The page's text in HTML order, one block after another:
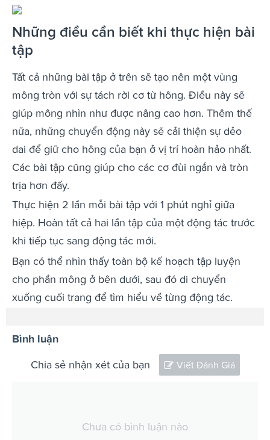
Những điều cần biết khi thực hiện bài
tập
Tất cả những bài tập ở trên sẽ tạo nên một vùng
mông tròn với sự tách rời cơ từ hông. Điều này sẽ
giúp mông nhìn như được nâng cao hơn. Thêm thế
nữa, những chuyển động này sẽ cải thiện sự dẻo
dai để giữ cho hông của bạn ở vị trí hoàn hảo nhất.
Các bài tập cũng giúp cho các cơ đùi ngắn và tròn
trịa hơn đấy.
Thực hiện 2 lần mỗi bài tập với 1 phút nghỉ giữa
hiệp. Hoàn tất cả hai lần tập của một động tác trước
khi tiếp tục sang động tác mới.
Bạn có thể nhìn thấy toàn bộ kế hoạch tập luyện
cho phần mông ở bên dưới, sau đó di chuyển
xuống cuối trang để tìm hiểu về từng động tác.
Bình luận
Chia sẻ nhận xét của bạn Viết Đánh Giá
Chưa có bình luận nào